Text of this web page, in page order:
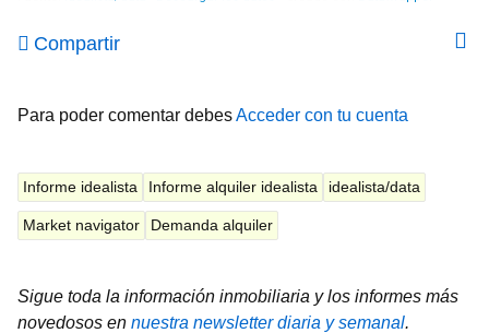
Compartir
Para poder comentar debesAcceder con tu cuenta
Informe idealista Informe alquiler idealista idealista/data
Market navigator Demanda alquiler
Sigue toda la información inmobiliaria y los informes más
novedosos en nuestra newsletter diaria y semanal.